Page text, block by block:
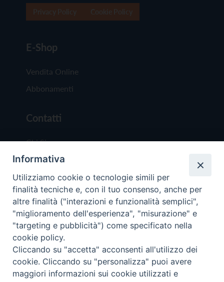
E-Shop
Vendita Online
Abbonamenti
Contatti
Chi Siamo
Redazione
Scrivici
Copyright © 2019 - Tutti i diritti riservati - Vita
Trentina Editrice
Privacy Policy
Informativa
Utilizziamo cookie o tecnologie simili per
finalità tecniche e, con il tuo consenso, anche per
altre finalità ("interazioni e funzionalità semplici",
"miglioramento dell'esperienza", "misurazione" e
"targeting e pubblicità") come specificato nella
cookie policy.
Cliccando su "accetta" acconsenti all'utilizzo dei
cookie. Cliccando su "personalizza" puoi avere
maggiori informazioni sui cookie utilizzati e